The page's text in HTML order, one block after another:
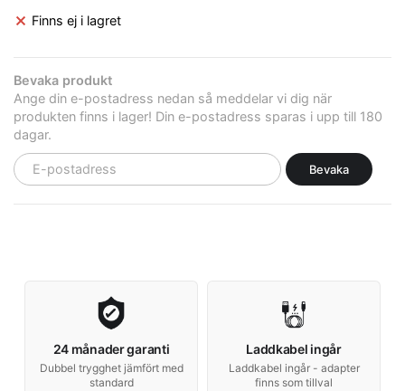
Finns ej i lagret
Bevaka produkt
Ange din e-postadress nedan så meddelar vi dig när
produkten finns i lager! Din e-postadress sparas i upp till 180
dagar.
Bevaka
24 månader garanti
Dubbel trygghet jämfört med
standard
Laddkabel ingår
Laddkabel ingår - adapter
finns som tillval